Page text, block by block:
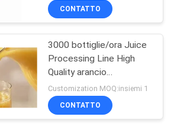
CONTATTO
3000 bottiglie/ora Juice
Processing Line High
Quality arancio
automatico
Customization MOQ:insiemi 1
CONTATTO